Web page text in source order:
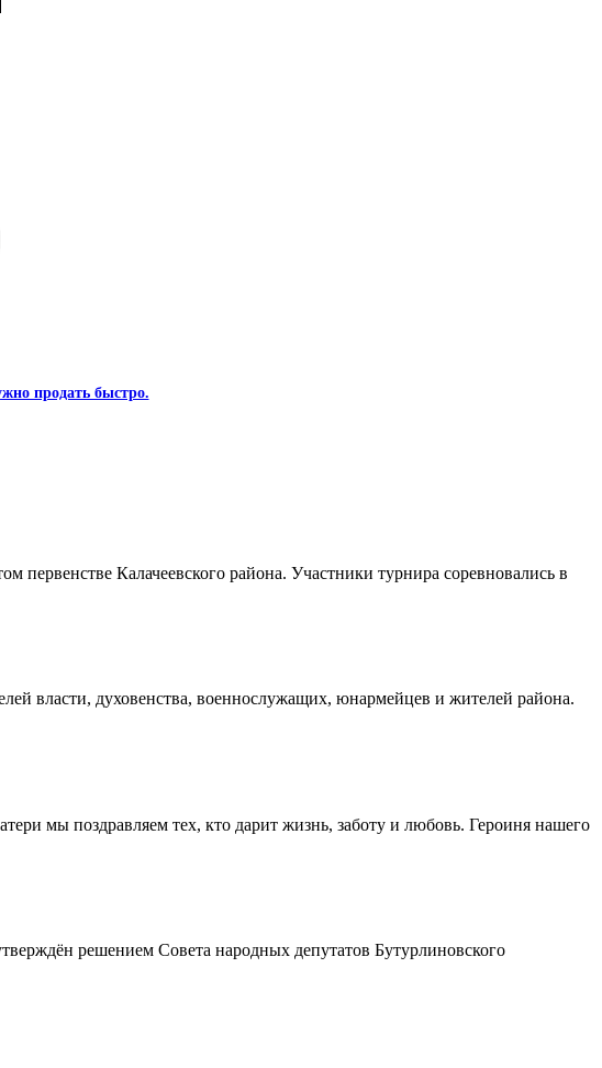
продать быстро.
Калачеевского района. Участники турнира соревновались в
власти, духовенства, военнослужащих, юнармейцев и жителей района.
мы поздравляем тех, кто дарит жизнь, заботу и любовь. Героиня нашего
решением Совета народных депутатов Бутурлиновского